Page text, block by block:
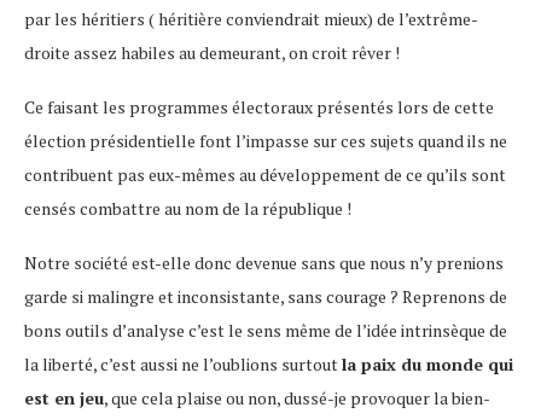
par les héritiers ( héritière conviendrait mieux) de l’extrême-
droite assez habiles au demeurant, on croit rêver !
Ce faisant les programmes électoraux présentés lors de cette
élection présidentielle font l’impasse sur ces sujets quand ils ne
contribuent pas eux-mêmes au développement de ce qu’ils sont
censés combattre au nom de la république !
Notre société est-elle donc devenue sans que nous n’y prenions
garde si malingre et inconsistante, sans courage ? Reprenons de
bons outils d’analyse c’est le sens même de l’idée intrinsèque de
la liberté, c’est aussi ne l’oublions surtoutla paix du monde qui
est en jeu, que cela plaise ou non, dussé-je provoquer la bien-